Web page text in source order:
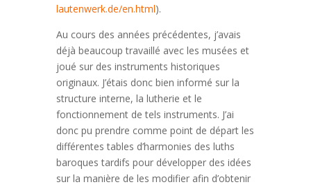
lautenwerk.de/en.html).
Au cours des années précédentes, j’avais
déjà beaucoup travaillé avec les musées et
joué sur des instruments historiques
originaux. J’étais donc bien informé sur la
structure interne, la lutherie et le
fonctionnement de tels instruments. J’ai
donc pu prendre comme point de départ les
différentes tables d’harmonies des luths
baroques tardifs pour développer des idées
sur la manière de les modifier afin d’obtenir